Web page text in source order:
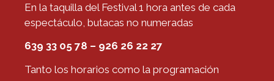
En la taquilla del Festival 1 hora antes de cada
espectáculo, butacas no numeradas
639 33 05 78 – 926 26 22 27
Tanto los horarios como la programación